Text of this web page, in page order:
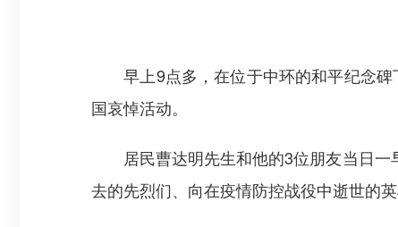
早上9点多，在位于中环的和平纪念碑
国哀悼活动。
居民曹达明先生和他的3位朋友当日一
去的先烈们、向在疫情防控战役中逝世的